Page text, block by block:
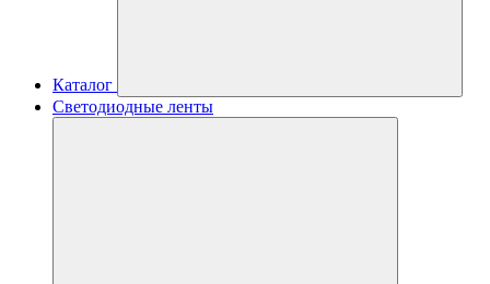
Каталог
Светодиодные ленты